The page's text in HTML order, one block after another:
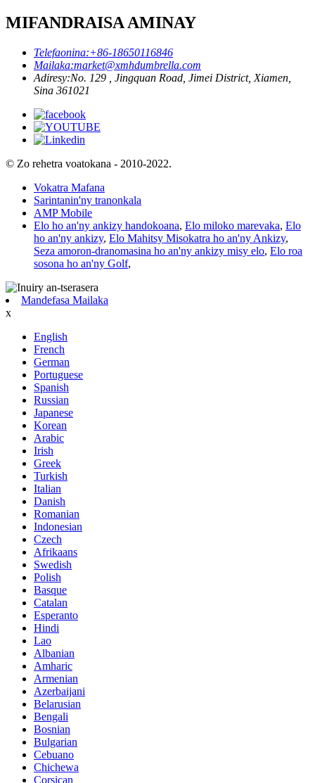
MIFANDRAISA AMINAY
Telefaonina:+86-18650116846
Mailaka:market@xmhdumbrella.com
Adiresy:No. 129 , Jingquan Road, Jimei District, Xiamen,
Sina 361021
© Zo rehetra voatokana - 2010-2022.
Vokatra Mafana
Sarintanin'ny tranonkala
AMP Mobile
Elo ho an'ny ankizy handokoana, Elo miloko marevaka, Elo
ho an'ny ankizy, Elo Mahitsy Misokatra ho an'ny Ankizy,
Seza amoron-dranomasina ho an'ny ankizy misy elo, Elo roa
sosona ho an'ny Golf,
Mandefasa Mailaka
x
English
French
German
Portuguese
Spanish
Russian
Japanese
Korean
Arabic
Irish
Greek
Turkish
Italian
Danish
Romanian
Indonesian
Czech
Afrikaans
Swedish
Polish
Basque
Catalan
Esperanto
Hindi
Lao
Albanian
Amharic
Armenian
Azerbaijani
Belarusian
Bengali
Bosnian
Bulgarian
Cebuano
Chichewa
Corsican